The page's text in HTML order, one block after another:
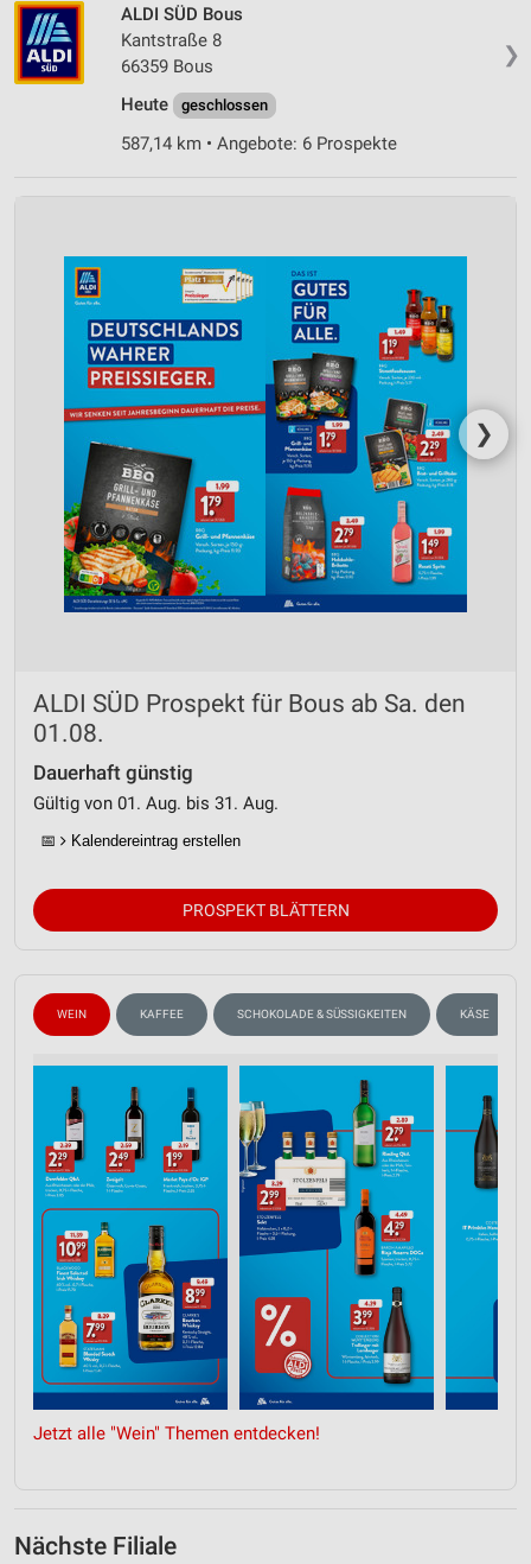
❯
ALDI SÜD Bous
Kantstraße 8
66359 Bous
Heute
geschlossen
587,14 km • Angebote: 6 Prospekte
❯
ALDI SÜD Prospekt für Bous ab Sa. den
01.08.
Dauerhaft günstig
Gültig von 01. Aug. bis 31. Aug.
📅 Kalendereintrag erstellen
PROSPEKT BLÄTTERN
WEIN KAFFEE SCHOKOLADE & SÜSSIGKEITEN KÄSE
Jetzt alle "Wein" Themen entdecken!
Nächste Filiale